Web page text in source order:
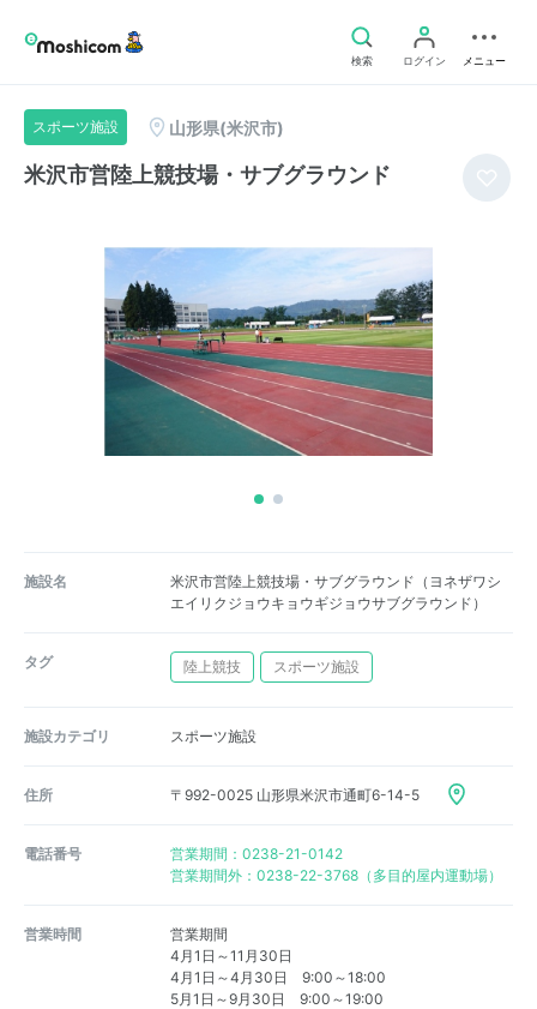
検索 ログイン メニュー
スポーツ施設 山形県(米沢市)
米沢市営陸上競技場・サブグラウンド
施設名
米沢市営陸上競技場・サブグラウンド（ヨネザワシ
エイリクジョウキョウギジョウサブグラウンド）
タグ 陸上競技 スポーツ施設
施設カテゴリ スポーツ施設
住所 〒992-0025 山形県米沢市通町6-14-5
電話番号
営業期間：0238-21-0142
営業期間外：0238-22-3768（多目的屋内運動場）
営業時間
営業期間
4月1日～11月30日
4月1日～4月30日 9:00～18:00
5月1日～9月30日 9:00～19:00